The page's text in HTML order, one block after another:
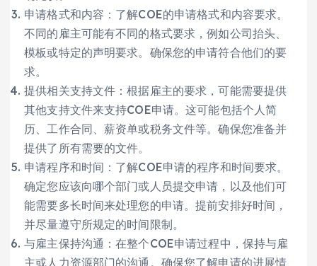
申请格式和内容：了解COE的申请格式和内容要求。
不同的雇主可能有不同的格式要求，例如公司抬头、
模板或特定的声明要求。确保您的申请符合他们的要
求。
提供相关支持文件：根据雇主的要求，可能需要提供
其他支持文件来支持COE申请。这可能包括个人简
历、工作合同、薪资单或税务文件等。确保您准备并
提供了所有需要的文件。
申请程序和时间：了解COE申请的程序和时间要求。
确定您应该向哪个部门或人员提交申请，以及他们可
能需要多长时间来处理您的申请。提前安排好时间，
并尽量遵守所规定的时间限制。
与雇主保持沟通：在整个COE申请过程中，保持与雇
主或人力资源部门的沟通。确保您了解申请的进展情